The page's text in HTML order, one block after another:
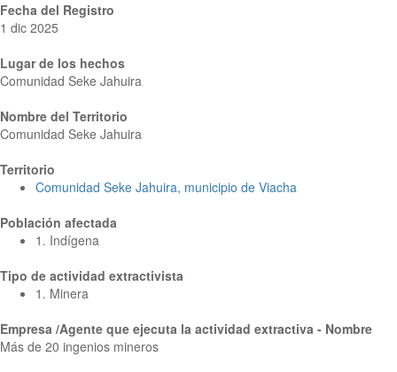
Fecha del Registro
1 dic 2025
Lugar de los hechos
Comunidad Seke Jahuira
Nombre del Territorio
Comunidad Seke Jahuira
Territorio
Comunidad Seke Jahuira, municipio de Viacha
Población afectada
1. Indígena
Tipo de actividad extractivista
1. Minera
Empresa /Agente que ejecuta la actividad extractiva - Nombre
Más de 20 ingenios mineros